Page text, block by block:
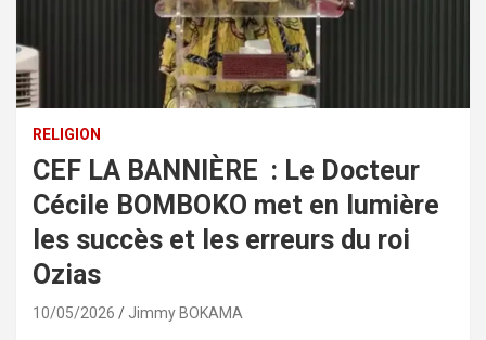
RELIGION
CEF LA BANNIÈRE : Le Docteur
Cécile BOMBOKO met en lumière
les succès et les erreurs du roi
Ozias
10/05/2026 Jimmy BOKAMA